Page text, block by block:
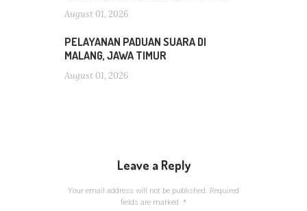
August 01, 2026
PELAYANAN PADUAN SUARA DI
MALANG, JAWA TIMUR
August 01, 2026
Leave a Reply
Your email address will not be published. Required
fields are marked *